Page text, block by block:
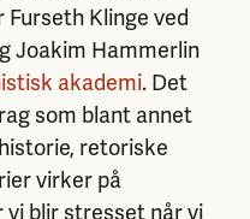
Klinge ved
Joakim Hammerlin
akademi. Det
som blant annet
retoriske
virker på
vi blir stresset når vi